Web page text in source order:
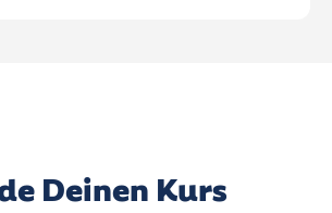
Deinen Kurs